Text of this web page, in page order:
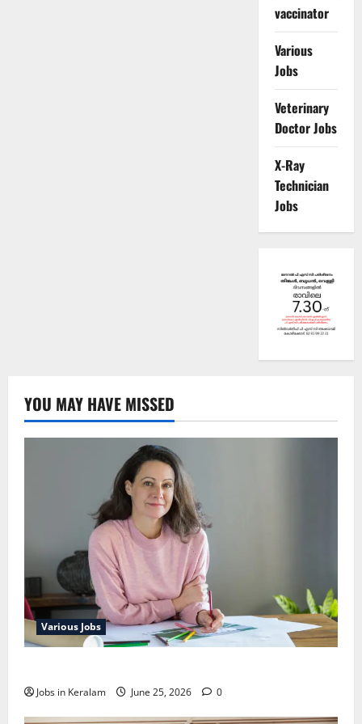
vaccinator
Various
Jobs
Veterinary
Doctor Jobs
X-Ray
Technician
Jobs
YOU MAY HAVE MISSED
Various Jobs
Jobs in Keralam June 25, 2026 0